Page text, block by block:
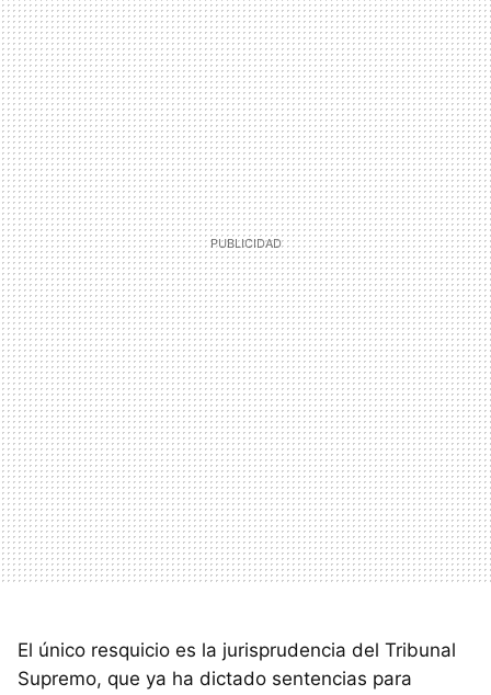
El único resquicio es la jurisprudencia del Tribunal
Supremo, que ya ha dictado sentencias para